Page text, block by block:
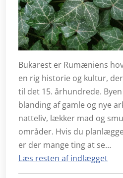
Bukarest er Rumæniens
en rig historie og kultur,
til det 15. århundrede.
blanding af gamle og nye
natteliv, lækker mad og
områder. Hvis du
er der mange ting at se…
Læs resten af indlægget